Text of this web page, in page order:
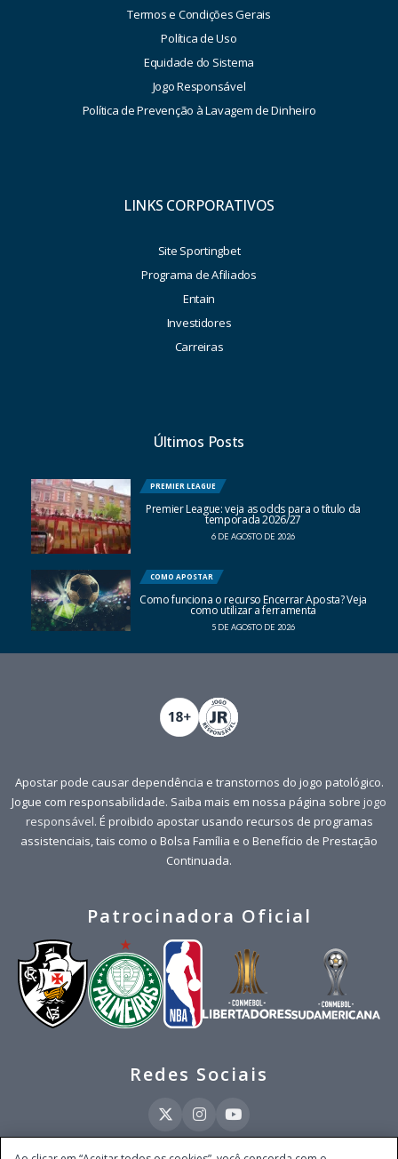
Termos e Condições Gerais
Política de Uso
Equidade do Sistema
Jogo Responsável
Política de Prevenção à Lavagem de Dinheiro
LINKS CORPORATIVOS
Site Sportingbet
Programa de Afiliados
Entain
Investidores
Carreiras
Últimos Posts
PREMIER LEAGUE
Premier League: veja as odds para o título da
temporada 2026/27
6 DE AGOSTO DE 2026
COMO APOSTAR
Como funciona o recurso Encerrar Aposta? Veja
como utilizar a ferramenta
5 DE AGOSTO DE 2026
Apostar pode causar dependência e transtornos do jogo patológico.
Jogue com responsabilidade. Saiba mais em nossa página sobre jogo
responsável. É proibido apostar usando recursos de programas
assistenciais, tais como o Bolsa Família e o Benefício de Prestação
Continuada.
Patrocinadora Oficial
Redes Sociais